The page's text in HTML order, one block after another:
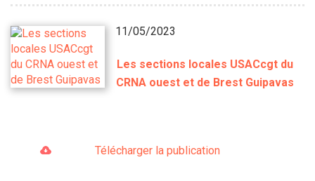
11/05/2023
Les sections locales USACcgt du
CRNA ouest et de Brest Guipavas
Télécharger la publication